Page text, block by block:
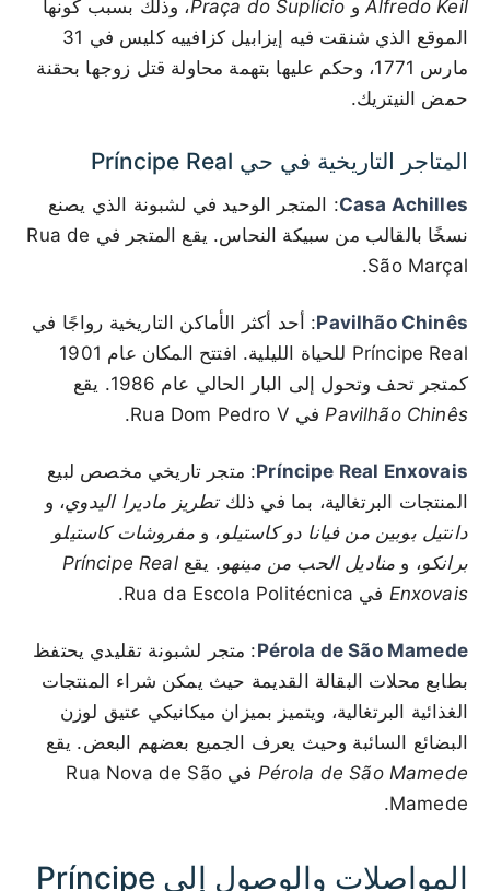
Alfredo Keilو Praça do Suplício، وذلك بسبب كونها
الموقع الذي شنقت فيه إيزابيل كزافييه كليس في 31
مارس 1771، وحكم عليها بتهمة محاولة قتل زوجها بحقنة
حمض النيتريك.
المتاجر التاريخية في حي Príncipe Real
Casa Achilles: المتجر الوحيد في لشبونة الذي يصنع
نسخًا بالقالب من سبيكة النحاس. يقع المتجر في Rua de
São Marçal.
Pavilhão Chinês: أحد أكثر الأماكن التاريخية رواجًا في
Príncipe Real للحياة الليلية. افتتح المكان عام 1901
كمتجر تحف وتحول إلى البار الحالي عام 1986. يقع
Pavilhão Chinêsفي Rua Dom Pedro V.
Príncipe Real Enxovais: متجر تاريخي مخصص لبيع
المنتجات البرتغالية، بما في ذلكتطريز ماديرا اليدوي، و
دانتيل بوبين من فيانا دو كاستيلو ، ومفروشات كاستيلو
برانكو، و مناديل الحب من مينهو. يقعPríncipe Real
Enxovais في Rua da Escola Politécnica.
Pérola de São Mamede: متجر لشبونة تقليدي يحتفظ
بطابع محلات البقالة القديمة حيث يمكن شراء المنتجات
الغذائية البرتغالية، ويتميز بميزان ميكانيكي عتيق لوزن
البضائع السائبة وحيث يعرف الجميع بعضهم البعض. يقع
Pérola de São Mamede
في Rua Nova de São
Mamede.
المواصلات والوصول إلى Príncipe